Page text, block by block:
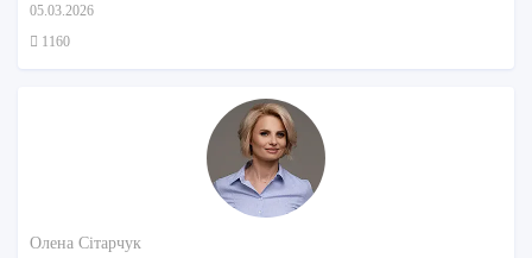
05.03.2026
1160
Олена Сітарчук